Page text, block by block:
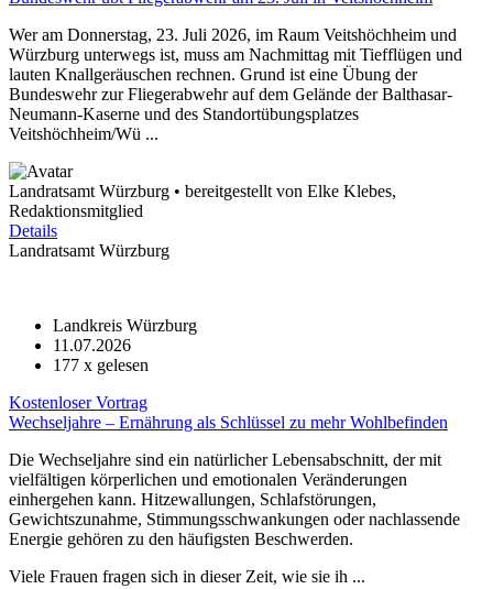
Wer am Donnerstag, 23. Juli 2026, im Raum Veitshöchheim und
Würzburg unterwegs ist, muss am Nachmittag mit Tiefflügen und
lauten Knallgeräuschen rechnen. Grund ist eine Übung der
Bundeswehr zur Fliegerabwehr auf dem Gelände der Balthasar-
Neumann-Kaserne und des Standortübungsplatzes
Veitshöchheim/Wü ...
Landratsamt Würzburg • bereitgestellt von Elke Klebes,
Redaktionsmitglied
Details
Landratsamt Würzburg
Landkreis Würzburg
11.07.2026
177 x gelesen
Kostenloser Vortrag
Wechseljahre – Ernährung als Schlüssel zu mehr Wohlbefinden
Die Wechseljahre sind ein natürlicher Lebensabschnitt, der mit
vielfältigen körperlichen und emotionalen Veränderungen
einhergehen kann. Hitzewallungen, Schlafstörungen,
Gewichtszunahme, Stimmungsschwankungen oder nachlassende
Energie gehören zu den häufigsten Beschwerden.
Viele Frauen fragen sich in dieser Zeit, wie sie ih ...